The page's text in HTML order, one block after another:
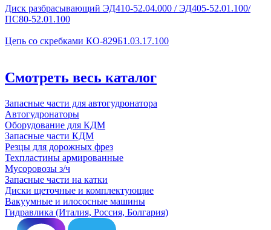
Диск разбрасывающий ЭД410-52.04.000 / ЭД405-52.01.100/
ПС80-52.01.100
Цепь со скребками КО-829Б1.03.17.100
Смотреть весь каталог
Запасные части для автогудронатора
Автогудронаторы
Оборудование для КДМ
Запасные части КДМ
Резцы для дорожных фрез
Техпластины армированные
Мусоровозы з/ч
Запасные части на катки
Диски щеточные и комплектующие
Вакуумные и илососные машины
Гидравлика (Италия, Россия, Болгария)